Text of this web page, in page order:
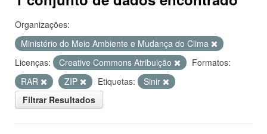
Organizações:
Ministério do Meio Ambiente e Mudança do Clima
Licenças:
Creative Commons Atribuição
Formatos:
RAR
ZIP Etiquetas:
Sinir
Filtrar Resultados